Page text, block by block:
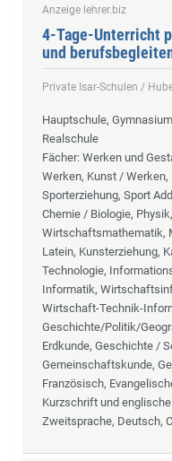
Anzeige lehrer.biz
4-Tage-Unterricht
und
Private Isar-Schulen /
Hauptschule,
Realschule
Fächer: Werken und
Werken, Kunst /
Sporterziehung, Sport
Chemie / Biologie,
Wirtschaftsmathematik,
Latein, Kunsterziehung,
Technologie,
Informatik,
Wirtschaft-Technik-
Geschichte/Politik/
Erdkunde, Geschichte /
Gemeinschaftskunde,
Französisch,
Kurzschrift und
Zweitsprache, Deutsch,